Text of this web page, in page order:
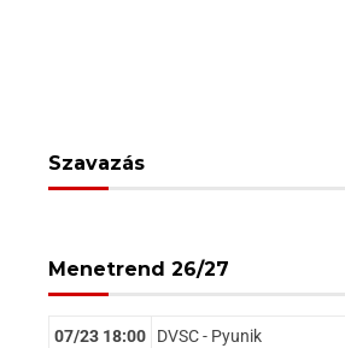
Szavazás
Menetrend 26/27
07/23 18:00 DVSC - Pyunik